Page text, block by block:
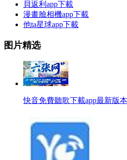
貝返利app下載
漫畫臉相機app下載
他ta星球app下載
图片精选
快音免費聽歌下載app最新版本